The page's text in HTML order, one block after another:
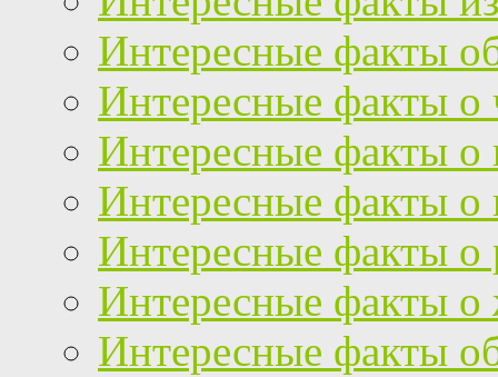
Интересные факты
Интересные факты о
Интересные факты о
Интересные факты о
Интересные факты о
Интересные факты
Интересные факты